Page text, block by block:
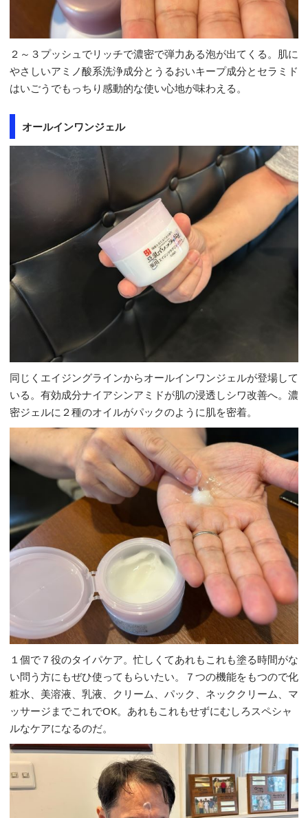
２～３プッシュでリッチで濃密で弾力ある泡が出てくる。肌に
やさしいアミノ酸系洗浄成分とうるおいキープ成分とセラミド
はいごうでもっちり感動的な使い心地が味わえる。
オールインワンジェル
同じくエイジングラインからオールインワンジェルが登場して
いる。有効成分ナイアシンアミドが肌の浸透しシワ改善へ。濃
密ジェルに２種のオイルがパックのように肌を密着。
１個で７役のタイパケア。忙しくてあれもこれも塗る時間がな
い問う方にもぜひ使ってもらいたい。７つの機能をもつので化
粧水、美溶液、乳液、クリーム、パック、ネッククリーム、マ
ッサージまでこれでOK。あれもこれもせずにむしろスペシャ
ルなケアになるのだ。